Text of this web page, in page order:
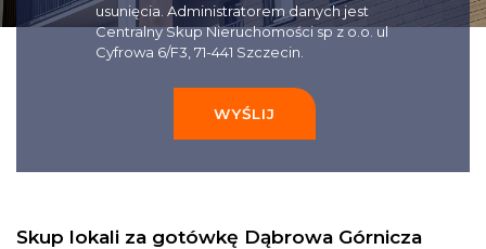
usunięcia. Administratorem danych jest
Centralny Skup Nieruchomości sp z o.o. ul
Cyfrowa 6/F3, 71-441 Szczecin.
WYŚLIJ
Skup lokali za gotówkę Dąbrowa Górnicza